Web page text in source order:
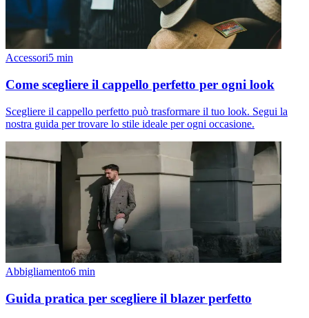
Accessori5 min
Come scegliere il cappello perfetto per ogni look
Scegliere il cappello perfetto può trasformare il tuo look. Segui la
nostra guida per trovare lo stile ideale per ogni occasione.
Abbigliamento6 min
Guida pratica per scegliere il blazer perfetto